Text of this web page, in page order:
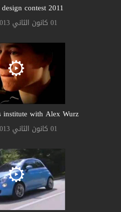
contest 2011
01 كانون الثاني 2013, 12:00 ص
with Alex Wurz
01 كانون الثاني 2013, 12:00 ص